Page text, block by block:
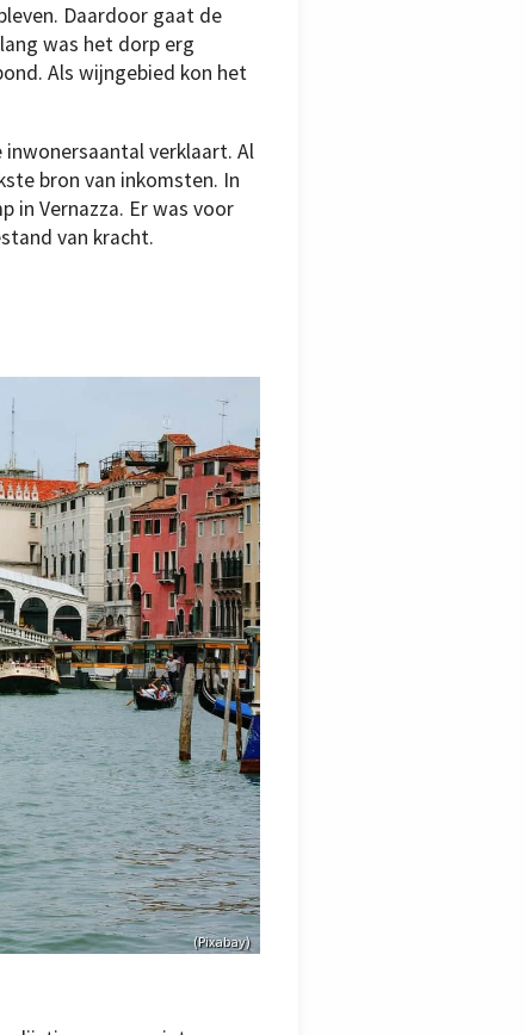
Daardoor gaat de
was het dorp erg
Als wijngebied kon het
verklaart. Al
bron van inkomsten. In
in Vernazza. Er was voor
van kracht.
(Pixabay)